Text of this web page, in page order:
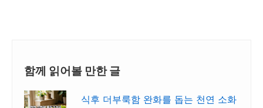
함께 읽어볼 만한 글
식후 더부룩함 완화를 돕는 천연 소화